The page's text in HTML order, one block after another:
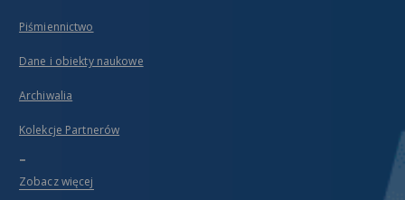
Piśmiennictwo
Dane i obiekty naukowe
Archiwalia
Kolekcje Partnerów
...
Zobacz więcej